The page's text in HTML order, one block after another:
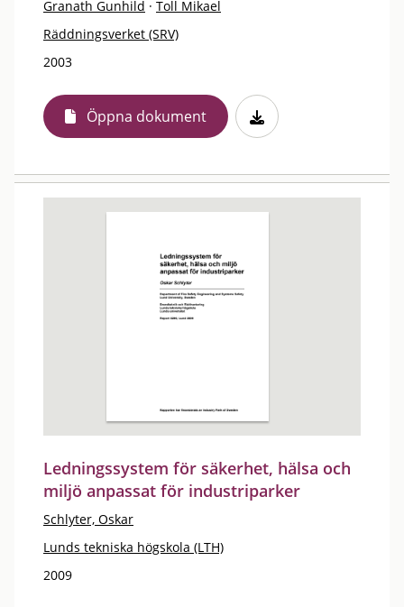
Granath Gunhild · Toll Mikael
Räddningsverket (SRV)
2003
Öppna dokument
Ledningssystem för säkerhet, hälsa och
miljö anpassat för industriparker
Schlyter, Oskar
Lunds tekniska högskola (LTH)
2009